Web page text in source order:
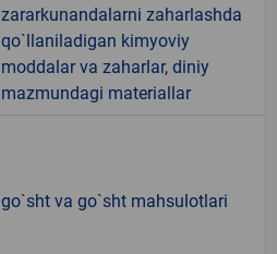
zararkunandalarni zaharlashda
qo`llaniladigan kimyoviy
moddalar va zaharlar, diniy
mazmundagi materiallar
go`sht va go`sht mahsulotlari